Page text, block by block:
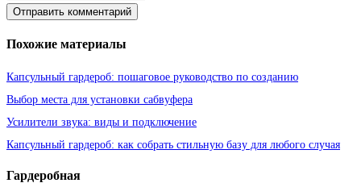
Отправить комментарий
Похожие материалы
Капсульный гардероб: пошаговое руководство по созданию
Выбор места для установки сабвуфера
Усилители звука: виды и подключение
Капсульный гардероб: как собрать стильную базу для любого случая
Гардеробная